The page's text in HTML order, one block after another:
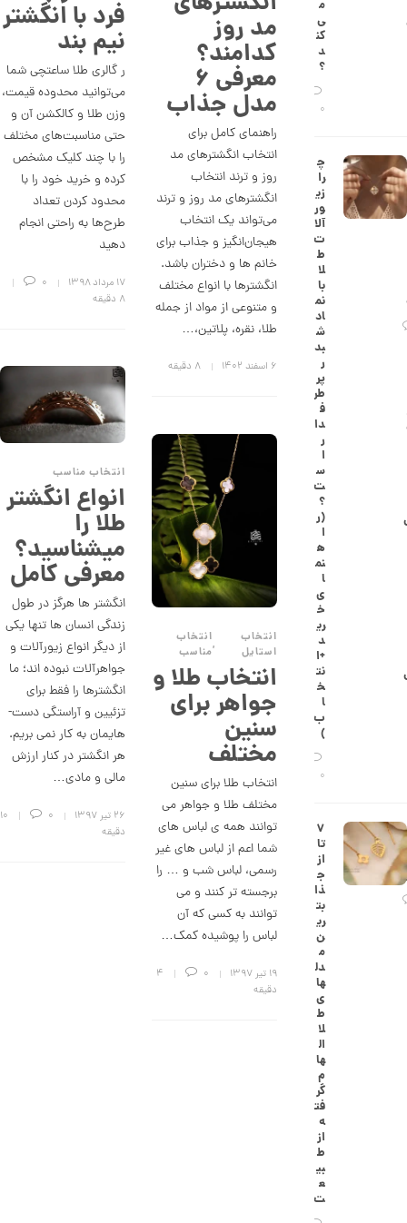
مد روز
کدامند؟
معرفی ۶
مدل جذاب
راهنمای کامل برای
انتخاب انگشترهای مد
روز و ترند انتخاب
انگشترهای مد روز و ترند
می‌تواند یک انتخاب
هیجان‌انگیز و جذاب برای
خانم ها و دختران باشد.
انگشترها با انواع مختلف
و متنوعی از مواد از جمله
طلا، نقره، پلاتین،…
۶ اسفند ۱۴۰۲ 8 دقیقه
فرد با انگشتر
نیم بند
ر گالری طلا ساعتچی شما
می‌توانید محدوده قیمت،
وزن طلا و کالکشن آن و
حتی مناسبت‌های مختلف
را با چند کلیک مشخص
کرده و خرید خود را با
محدود کردن تعداد
طرح‌ها به راحتی انجام
دهید
۱۷ مرداد ۱۳۹۸
0
8 دقیقه
انتخاب مناسب
انواع انگشتر
طلا را
میشناسید؟
معرفی کامل
انگشتر ها هرگز در طول
زندگی انسان ها تنها یکی
از دیگر انواع زیورآلات و
جواهرآلات نبوده اند؛ ما
انگشترها را فقط برای
تزئیین و آراستگی دست­
هایمان به کار نمی بریم.
هر انگشتر در کنار ارزش
مالی و مادی…
۲۶ تیر ۱۳۹۷ 0
10
دقیقه
انتخاب
استایل
,انتخاب
مناسب
انتخاب طلا و
جواهر برای
سنین
مختلف
انتخاب طلا برای سنین
مختلف طلا و جواهر می
توانند همه ی لباس های
شما اعم از لباس های غیر
رسمی، لباس شب و … را
برجسته تر کنند و می
توانند به کسی که آن
لباس را پوشیده کمک…
۱۹ تیر ۱۳۹۷ 0
4
دقیقه
م
ی‌
کن
د
؟
0
چ
را
زی
ور
آلا
ت
ط
لا
با
نم
اد
ش
بد
ر
پر
طر
ف
دا
ر
ا
س
ت
؟
(ر
ا
ه
نم
ا
ی
خ
ری
د
+ا
نت
خ
ا
ب
)
0
۷
تا
از
ج
ذا
بت
ری
ن
م
دل
ها
ی
ط
لا
ال
ها
م
گر
فت
ه
از
ط
بی
ع
ت
ش
ت
ض
ل
ع
ی
ک
8
8
9
2
6
3
2
3
0
0
0
ت
و
م
ا
ن
ا
ن
گ
ش
ت
ط
ک
ا
ر
ت
ی
ه
ک
د
C
R
8
8
8
1
1
3
,
2
0
2